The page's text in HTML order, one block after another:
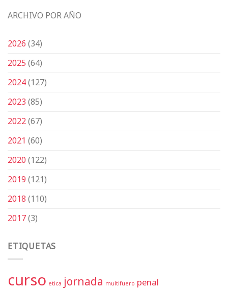
ARCHIVO POR AÑO
2026(34)
2025(64)
2024(127)
2023(85)
2022(67)
2021 (60)
2020(122)
2019(121)
2018(110)
2017(3)
ETIQUETAS
curso etica jornada multifuero penal